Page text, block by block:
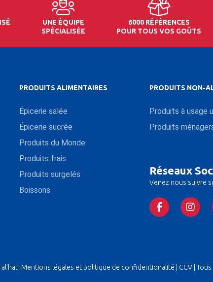
UNE ÉQUIPE
SPÉCIALISÉE
6000 RÉFÉRENCES
POUR TOUS VOS GOÛTS
PRODUITS ALIMENTAIRES
Épicerie salée
Épicerie sucrée
Produits du Monde
Produits frais
Produits surgelés
Boissons
PRODUITS NON-
Produits à usage
Produits
Réseaux
Venez nous suivre
| Mentions légales et politique de confidentionalité CGV |